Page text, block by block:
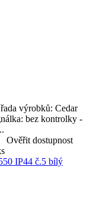
výrobků: Cedar
bez kontrolky -
Ověřit dostupnost